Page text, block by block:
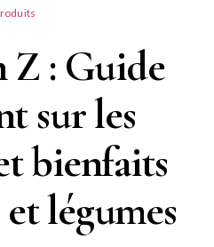
Z : Guide
sur les
bienfaits
légumes